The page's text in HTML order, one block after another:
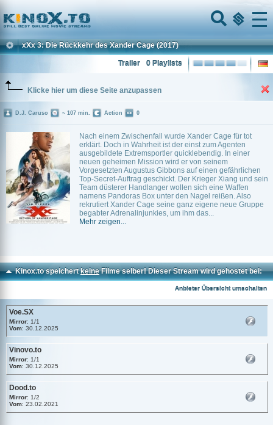
Home
Menu
xXx 3: Die Rückkehr des Xander Cage (2017)
0 Playlists
Trailer
Klicke hier um diese Seite anzupassen
Nach einem Zwischenfall wurde Xander Cage für tot
erklärt. Doch in Wahrheit ist der einst zum Agenten
ausgebildete Extremsportler quicklebendig. In einer
neuen geheimen Mission wird er von seinem
Vorgesetzten Augustus Gibbons auf einen gefährlichen
Top-Secret-Auftrag geschickt. Der Krieger Xiang und sein
Team düsterer Handlanger wollen sich eine Waffen
namens Pandoras Box unter den Nagel reißen. Also
rekrutiert Xander Cage seine ganz eigene neue Gruppe
begabter Adrenalinjunkies, um ihm das...
Mehr zeigen...
D.J. Caruso ~ 107 min. Action 0
Kinox.to speichertkeineFilme selber! Dieser Stream wird gehostet bei:
Anbieter Übersicht umschalten
Voe.SX
Mirror: 1/1
Vom: 30.12.2025
Vinovo.to
Mirror: 1/1
Vom: 30.12.2025
Dood.to
Mirror: 1/2
Vom: 23.02.2021